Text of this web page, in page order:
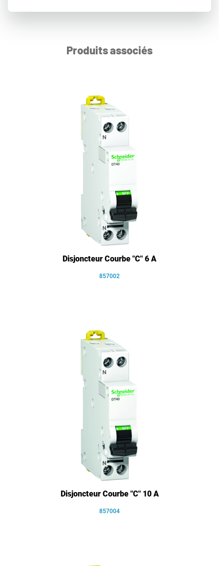
Produits associés
Disjoncteur Courbe "C" 6 A
857002
Disjoncteur Courbe "C" 10 A
857004